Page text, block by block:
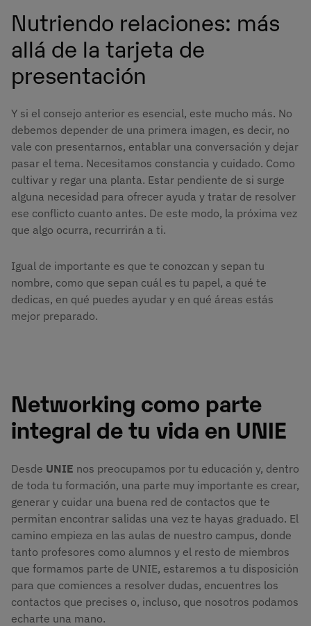
Nutriendo relaciones: más
allá de la tarjeta de
presentación
Y si el consejo anterior es esencial, este mucho más. No
debemos depender de una primera imagen, es decir, no
vale con presentarnos, entablar una conversación y dejar
pasar el tema. Necesitamos constancia y cuidado. Como
cultivar y regar una planta. Estar pendiente de si surge
alguna necesidad para ofrecer ayuda y tratar de resolver
ese conflicto cuanto antes. De este modo, la próxima vez
que algo ocurra, recurrirán a ti.
Igual de importante es que te conozcan y sepan tu
nombre, como que sepan cuál es tu papel, a qué te
dedicas, en qué puedes ayudar y en qué áreas estás
mejor preparado.
Networking como parte
integral de tu vida en UNIE
Desde UNIE nos preocupamos por tu educación y, dentro
de toda tu formación, una parte muy importante es crear,
generar y cuidar una buena red de contactos que te
permitan encontrar salidas una vez te hayas graduado. El
camino empieza en las aulas de nuestro campus, donde
tanto profesores como alumnos y el resto de miembros
que formamos parte de UNIE, estaremos a tu disposición
para que comiences a resolver dudas, encuentres los
contactos que precises o, incluso, que nosotros podamos
echarte una mano.